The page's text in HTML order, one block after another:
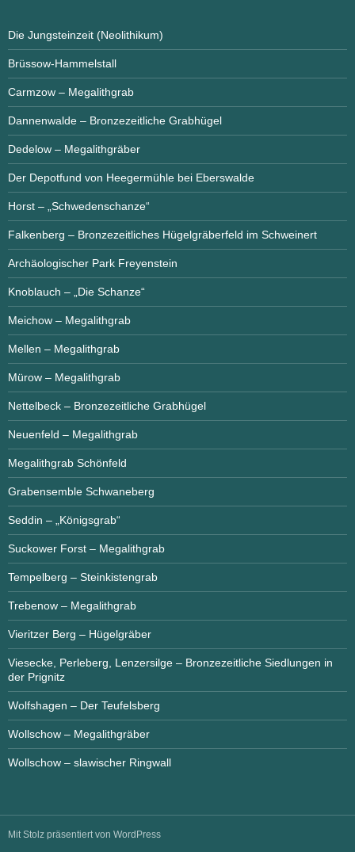
Die Jungsteinzeit (Neolithikum)
Brüssow-Hammelstall
Carmzow – Megalithgrab
Dannenwalde – Bronzezeitliche Grabhügel
Dedelow – Megalithgräber
Der Depotfund von Heegermühle bei Eberswalde
Horst – „Schwedenschanze“
Falkenberg – Bronzezeitliches Hügelgräberfeld im Schweinert
Archäologischer Park Freyenstein
Knoblauch – „Die Schanze“
Meichow – Megalithgrab
Mellen – Megalithgrab
Mürow – Megalithgrab
Nettelbeck – Bronzezeitliche Grabhügel
Neuenfeld – Megalithgrab
Megalithgrab Schönfeld
Grabensemble Schwaneberg
Seddin – „Königsgrab“
Suckower Forst – Megalithgrab
Tempelberg – Steinkistengrab
Trebenow – Megalithgrab
Vieritzer Berg – Hügelgräber
Viesecke, Perleberg, Lenzersilge – Bronzezeitliche Siedlungen in
der Prignitz
Wolfshagen – Der Teufelsberg
Wollschow – Megalithgräber
Wollschow – slawischer Ringwall
Mit Stolz präsentiert von WordPress